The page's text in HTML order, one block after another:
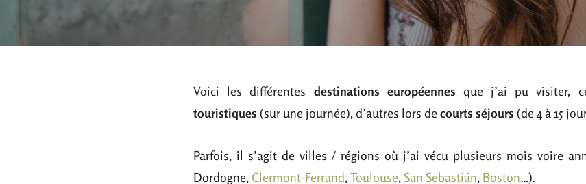
Voici les différentes destinations européennes que j’ai pu visiter,
touristiques (sur une journée), d’autres lors decourts séjours (de 4 à 15
Parfois, il s’agit de villes / régions où j’ai vécu plusieurs mois voire
Dordogne, Clermont-Ferrand, Toulouse, San Sebastián, Boston…).